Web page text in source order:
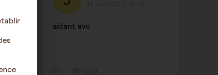
aidant avc